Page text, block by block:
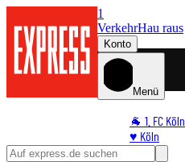
1
VerkehrHau raus
Konto
Menü
🐐 1. FC Köln
♥️ Köln
⭐ Promi